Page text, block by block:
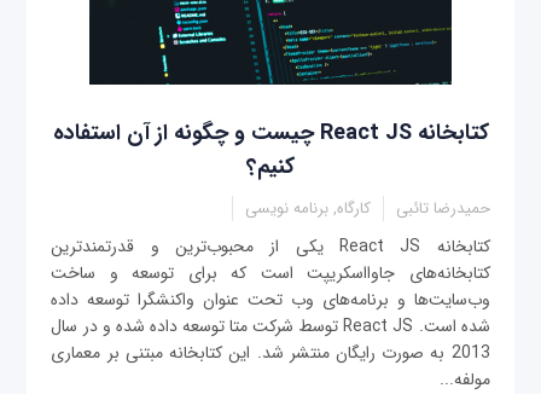
کتابخانه React JS چیست و چگونه از آن استفاده
کنیم؟
حمیدرضا تائبی کارگاه, برنامه نویسی
کتابخانه React JS یکی از محبوب‌ترین و قدرتمندترین
کتابخانه‌های جاوااسکریپت است که برای توسعه و ساخت
وب‌سایت‌ها و برنامه‌های وب تحت عنوان واکنشگرا توسعه داده
شده است. React JS توسط شرکت متا توسعه داده شده و در سال
2013 به صورت رایگان منتشر شد. این کتابخانه مبتنی بر معماری
مولفه‌...